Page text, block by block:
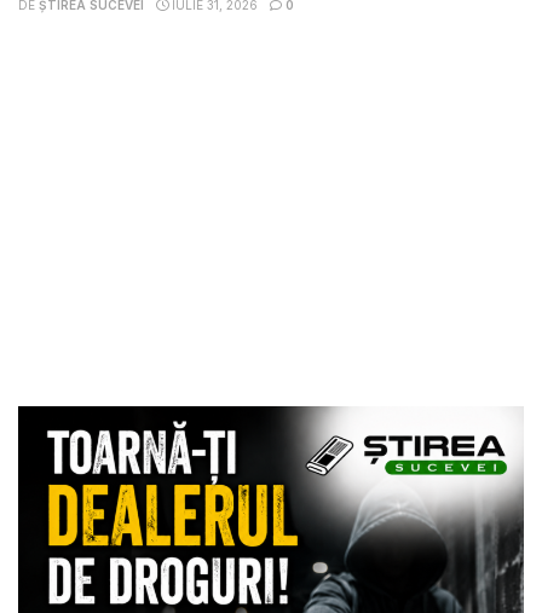
DE ȘTIREA SUCEVEI IULIE 31, 2026 0